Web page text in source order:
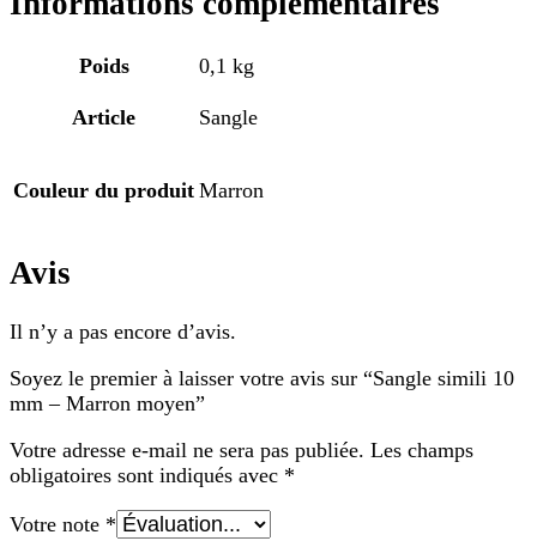
Poids 0,1 kg
Article Sangle
Couleur du produit Marron
Avis
Il n’y a pas encore d’avis.
Soyez le premier à laisser votre avis sur “Sangle simili 10
mm – Marron moyen”
Votre adresse e-mail ne sera pas publiée. Les champs
obligatoires sont indiqués avec *
Votre note *